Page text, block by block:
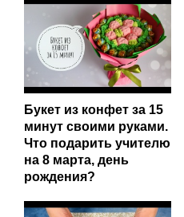
Букет из конфет за 15
минут своими руками.
Что подарить учителю
на 8 марта, день
рождения?